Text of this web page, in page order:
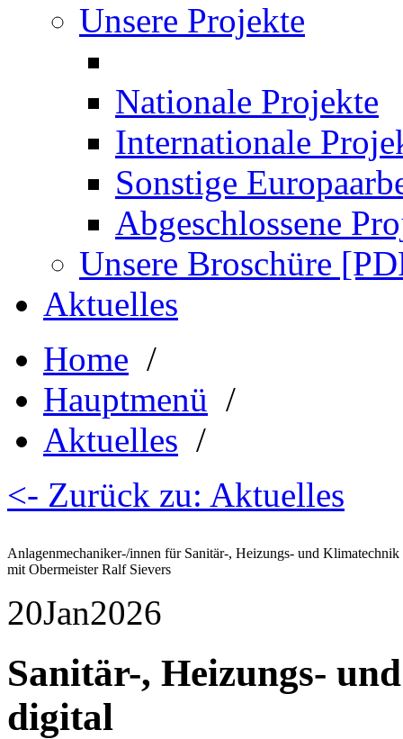
Unsere Projekte
Nationale Projekte
Internationale
Sonstige
Abgeschlossene
Unsere Broschüre
Aktuelles
Home /
Hauptmenü /
Aktuelles /
<- Zurück zu: Aktuelles
Anlagenmechaniker-/innen für Sanitär-, Heizungs- und
mit Obermeister Ralf Sievers
20Jan2026
Sanitär-, Heizungs-
digital